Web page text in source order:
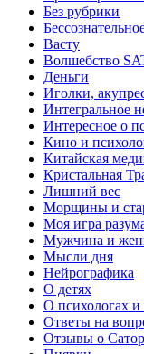
Без рубрики
Васту
Волшебство
Деньги
Иголки,
Интегральное
Интересное о
Кино и
Китайская
Кристальная
Лишний вес
Морщины и
Моя игра
Мужчина и
Мысли дня
Нейрографика
О детях
О психологах и
Ответы на
Отзывы о